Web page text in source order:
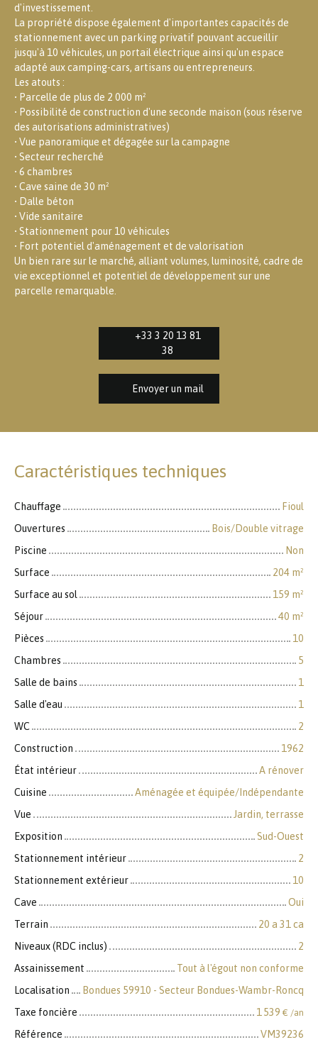
d'investissement.
La propriété dispose également d'importantes capacités de
stationnement avec un parking privatif pouvant accueillir
jusqu'à 10 véhicules, un portail électrique ainsi qu'un espace
adapté aux camping-cars, artisans ou entrepreneurs.
Les atouts :
• Parcelle de plus de 2 000 m²
• Possibilité de construction d'une seconde maison (sous réserve
des autorisations administratives)
• Vue panoramique et dégagée sur la campagne
• Secteur recherché
• 6 chambres
• Cave saine de 30 m²
• Dalle béton
• Vide sanitaire
• Stationnement pour 10 véhicules
• Fort potentiel d'aménagement et de valorisation
Un bien rare sur le marché, alliant volumes, luminosité, cadre de
vie exceptionnel et potentiel de développement sur une
parcelle remarquable.
+33 3 20 13 81
38
Envoyer un mail
Caractéristiques techniques
Chauffage
Fioul
Ouvertures
Bois/Double vitrage
Piscine
Non
Surface
204 m²
Surface au sol
159 m²
Séjour
40 m²
Pièces
10
Chambres
5
Salle de bains
1
Salle d'eau
1
WC
2
Construction
1962
État intérieur
A rénover
Cuisine
Aménagée et équipée/Indépendante
Vue
Jardin, terrasse
Exposition
Sud-Ouest
Stationnement intérieur
2
Stationnement extérieur
10
Cave
Oui
Terrain
20 a 31 ca
Niveaux (RDC inclus)
2
Assainissement
Tout à l'égout non conforme
Localisation
Bondues 59910 - Secteur Bondues-Wambr-Roncq
Taxe foncière
1 539 € /an
Référence VM39236